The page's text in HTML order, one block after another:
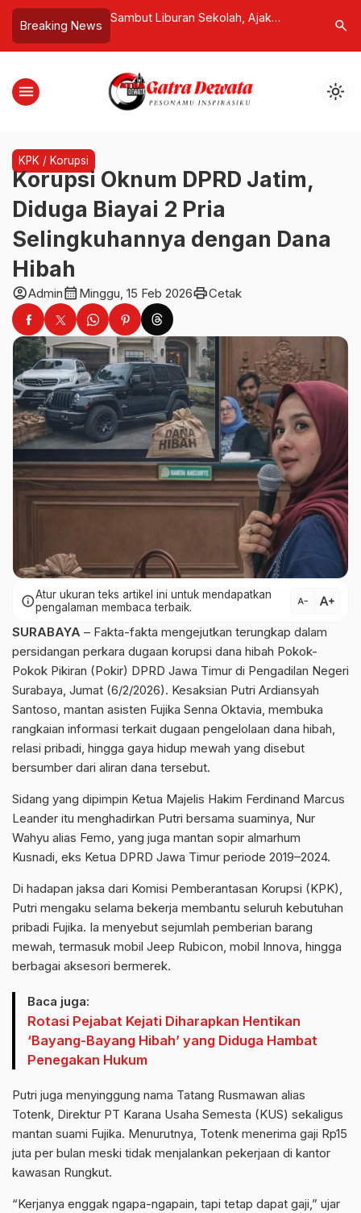
Breaking News
Ajak
“The Light of
Bali
Racun Lebah Buka Harapan Baru
Owner
search
menu light_mode
KPK / Korupsi
Korupsi Oknum DPRD Jatim,
Diduga Biayai 2 Pria
Selingkuhannya dengan Dana
Hibah
account_circleAdmincalendar_month Minggu, 15 Feb 2026printCetak
infoAtur ukuran teks artikel ini untuk mendapatkan
pengalaman membaca terbaik.
text_decrease text_increase
SURABAYA – Fakta-fakta mengejutkan terungkap dalam
persidangan perkara dugaan korupsi dana hibah Pokok-
Pokok Pikiran (Pokir) DPRD Jawa Timur di Pengadilan Negeri
Surabaya, Jumat (6/2/2026). Kesaksian Putri Ardiansyah
Santoso, mantan asisten Fujika Senna Oktavia, membuka
rangkaian informasi terkait dugaan pengelolaan dana hibah,
relasi pribadi, hingga gaya hidup mewah yang disebut
bersumber dari aliran dana tersebut.
Sidang yang dipimpin Ketua Majelis Hakim Ferdinand Marcus
Leander itu menghadirkan Putri bersama suaminya, Nur
Wahyu alias Femo, yang juga mantan sopir almarhum
Kusnadi, eks Ketua DPRD Jawa Timur periode 2019–2024.
Di hadapan jaksa dari Komisi Pemberantasan Korupsi (KPK),
Putri mengaku selama bekerja membantu seluruh kebutuhan
pribadi Fujika. Ia menyebut sejumlah pemberian barang
mewah, termasuk mobil Jeep Rubicon, mobil Innova, hingga
berbagai aksesori bermerek.
Baca juga:
Rotasi Pejabat Kejati Diharapkan Hentikan
‘Bayang-Bayang Hibah’ yang Diduga Hambat
Penegakan Hukum
Putri juga menyinggung nama Tatang Rusmawan alias
Totenk, Direktur PT Karana Usaha Semesta (KUS) sekaligus
mantan suami Fujika. Menurutnya, Totenk menerima gaji Rp15
juta per bulan meski tidak menjalankan pekerjaan di kantor
kawasan Rungkut.
“Kerjanya enggak ngapa-ngapain, tapi tetap dapat gaji,” ujar